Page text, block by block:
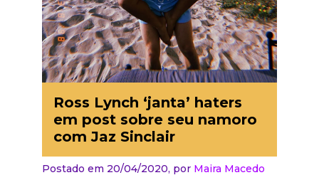
Ross Lynch ‘janta’ haters
em post sobre seu namoro
com Jaz Sinclair
Postado em 20/04/2020, por Maira Macedo